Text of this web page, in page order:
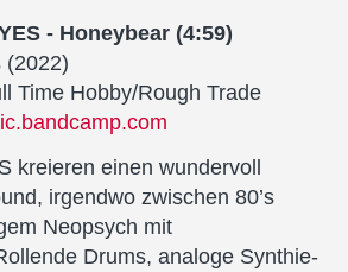
- Honeybear (4:59)
(2022)
Time Hobby/Rough Trade
kreieren einen wundervoll
irgendwo zwischen 80’s
Neopsych mit
Drums, analoge Synthie-